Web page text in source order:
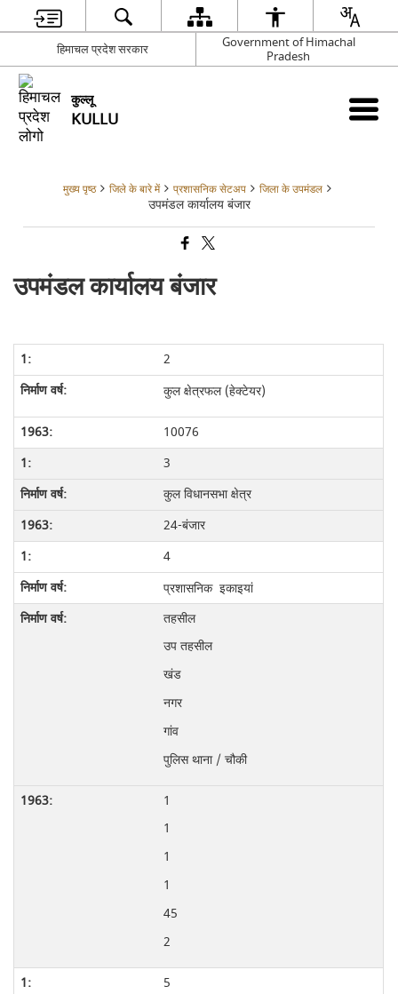
हिमाचल प्रदेश सरकार
Government of Himachal
Pradesh
कुल्लू
KULLU
मुख्य पृष्ठ जिले के बारे में प्रशासनिक सेटअप जिला के उपमंडल
उपमंडल कार्यालय बंजार
उपमंडल कार्यालय बंजार
2
कुल क्षेत्रफल(हेक्टेयर)
10076
3
कुल विधानसभा क्षेत्र
24-बंजार
4
प्रशासनिक इकाइयां
तहसील
उप तहसील
खंड
नगर
गांव
पुलिस थाना / चौकी
1
1
1
1
45
2
5